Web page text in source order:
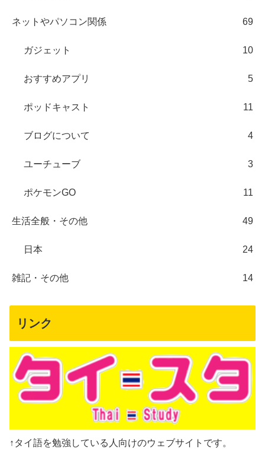
ネットやパソコン関係 69
ガジェット 10
おすすめアプリ 5
ポッドキャスト 11
ブログについて 4
ユーチューブ 3
ポケモンGO 11
生活全般・その他 49
日本 24
雑記・その他 14
リンク
↑タイ語を勉強している人向けのウェブサイトです。